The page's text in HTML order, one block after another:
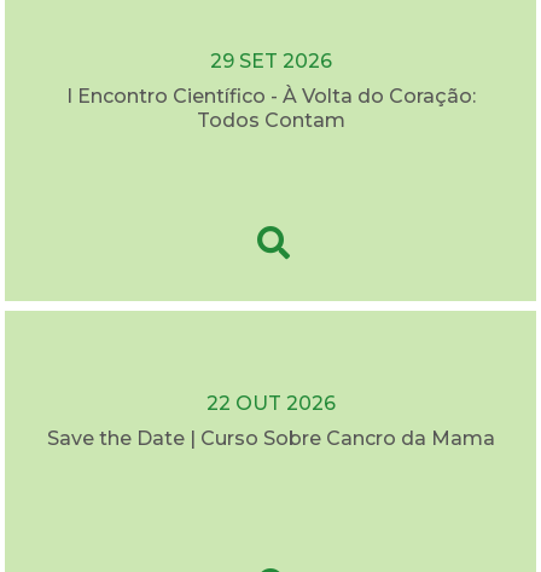
29 SET 2026
I Encontro Científico - À Volta do Coração:
Todos Contam
22 OUT 2026
Save the Date | Curso Sobre Cancro da Mama